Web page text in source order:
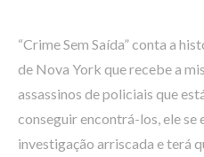
“Crime Sem Saída” conta a
de Nova York que recebe a
assassinos de policiais que
conseguir encontrá-los, ele se
investigação arriscada e terá